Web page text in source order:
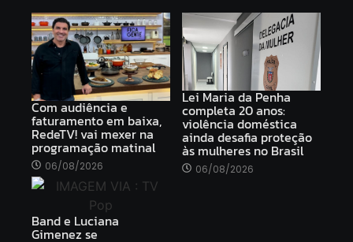
Com audiência e
faturamento em baixa,
RedeTV! vai mexer na
programação matinal
06/08/2026
Lei Maria da Penha
completa 20 anos:
violência doméstica
ainda desafia proteção
às mulheres no Brasil
06/08/2026
Band e Luciana
Gimenez se